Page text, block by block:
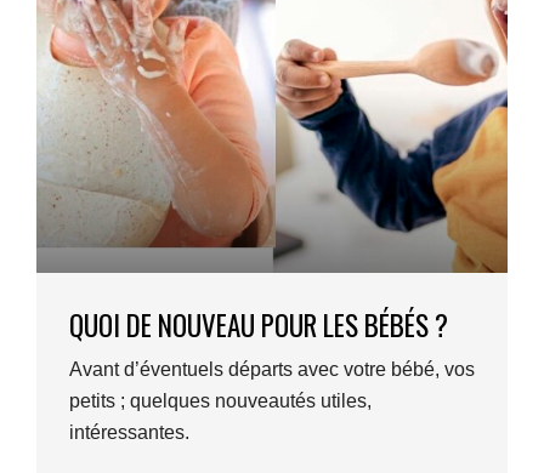
QUOI DE NOUVEAU POUR LES BÉBÉS ?
Avant d’éventuels départs avec votre bébé, vos
petits ; quelques nouveautés utiles,
intéressantes.